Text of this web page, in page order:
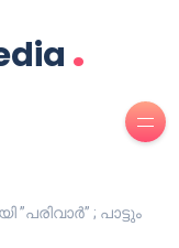
.
; പാട്ടും